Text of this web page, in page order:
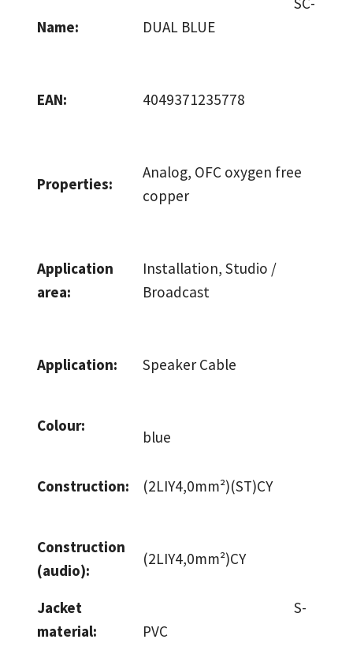
Name:
DUAL BLUE
EAN: 4049371235778
Properties:
Analog, OFC oxygen free
copper
Application
area:
Installation, Studio /
Broadcast
Application: Speaker Cable
Colour:
blue
Construction: (2LIY4,0mm²)(ST)CY
Construction
(audio):
(2LIY4,0mm²)CY
Jacket
material:
S-
PVC